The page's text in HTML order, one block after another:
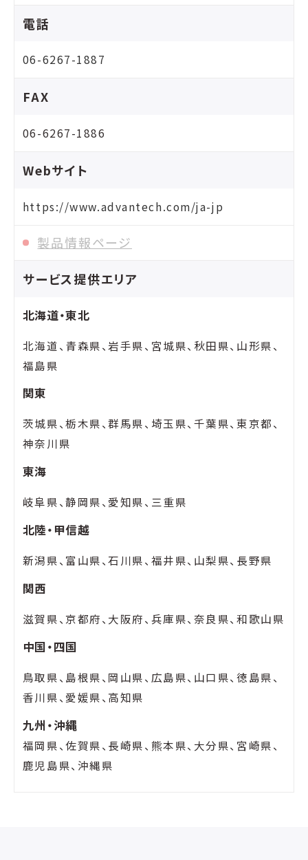
電話
06-6267-1887
FAX
06-6267-1886
Webサイト
https://www.advantech.com/ja-jp
製品情報ページ
サービス提供エリア
北海道・東北
北海道、青森県、岩手県、宮城県、秋田県、山形県、
福島県
関東
茨城県、栃木県、群馬県、埼玉県、千葉県、東京都、
神奈川県
東海
岐阜県、静岡県、愛知県、三重県
北陸・甲信越
新潟県、富山県、石川県、福井県、山梨県、長野県
関西
滋賀県、京都府、大阪府、兵庫県、奈良県、和歌山県
中国・四国
鳥取県、島根県、岡山県、広島県、山口県、徳島県、
香川県、愛媛県、高知県
九州・沖縄
福岡県、佐賀県、長崎県、熊本県、大分県、宮崎県、
鹿児島県、沖縄県